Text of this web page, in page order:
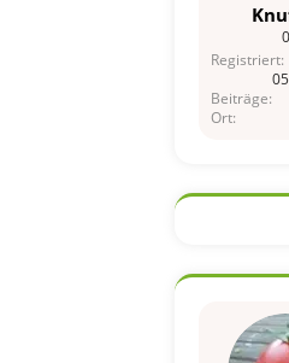
0
Registriert
Beiträge
Ort